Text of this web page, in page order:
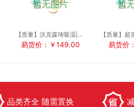
【质量】沃克森琦吸湿|排汗|透气|钓鱼服|海钓服|团体定制|优惠
易货价：￥149.00 易货价
品类齐全 随需置换